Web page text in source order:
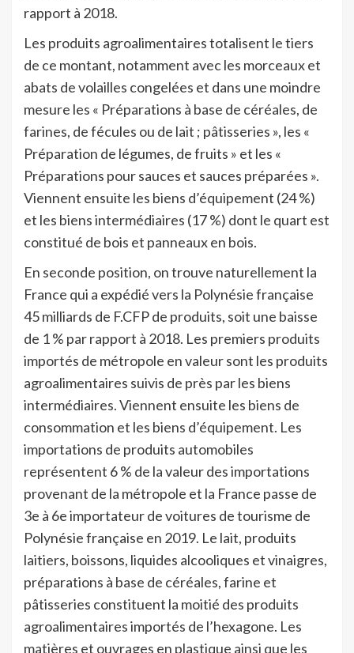
rapport à 2018.
Les produits agroalimentaires totalisent le tiers
de ce montant, notamment avec les morceaux et
abats de volailles congelées et dans une moindre
mesure les « Préparations à base de céréales, de
farines, de fécules ou de lait ; pâtisseries », les «
Préparation de légumes, de fruits » et les «
Préparations pour sauces et sauces préparées ».
Viennent ensuite les biens d’équipement (24 %)
et les biens intermédiaires (17 %) dont le quart est
constitué de bois et panneaux en bois.
En seconde position, on trouve naturellement la
France qui a expédié vers la Polynésie française
45 milliards de F.CFP de produits, soit une baisse
de 1 % par rapport à 2018. Les premiers produits
importés de métropole en valeur sont les produits
agroalimentaires suivis de près par les biens
intermédiaires. Viennent ensuite les biens de
consommation et les biens d’équipement. Les
importations de produits automobiles
représentent 6 % de la valeur des importations
provenant de la métropole et la France passe de
3e à 6e importateur de voitures de tourisme de
Polynésie française en 2019. Le lait, produits
laitiers, boissons, liquides alcooliques et vinaigres,
préparations à base de céréales, farine et
pâtisseries constituent la moitié des produits
agroalimentaires importés de l’hexagone. Les
matières et ouvrages en plastique ainsi que les